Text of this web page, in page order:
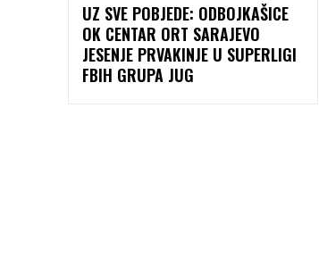
UZ SVE POBJEDE: ODBOJKAŠICE
OK CENTAR ORT SARAJEVO
JESENJE PRVAKINJE U SUPERLIGI
FBIH GRUPA JUG